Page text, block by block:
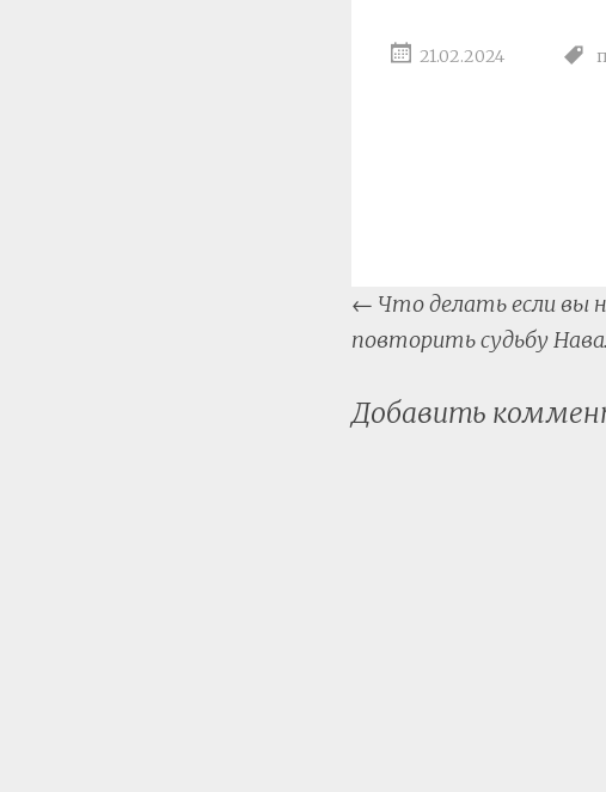
21.02.2024
Post
← Что делать если вы
повторить судьбу
Добавить